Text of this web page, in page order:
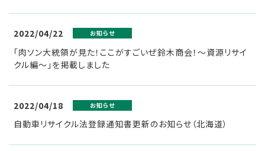
ー
2022/04/22 お知らせ
「肉ソン大統領が見た！ここがすごいぜ鈴木商会！～資源リサイ
クル編～」を掲載しました
2022/04/18 お知らせ
自動車リサイクル法登録通知書更新のお知らせ（北海道）